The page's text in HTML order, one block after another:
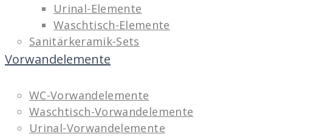
Urinal-Elemente
Waschtisch-Elemente
Sanitärkeramik-Sets
Vorwandelemente
WC-Vorwandelemente
Waschtisch-Vorwandelemente
Urinal-Vorwandelemente